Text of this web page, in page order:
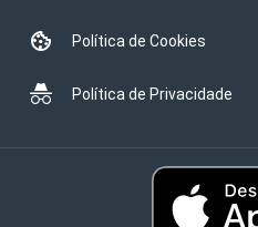
Política de Cookies
Política de Privacidade